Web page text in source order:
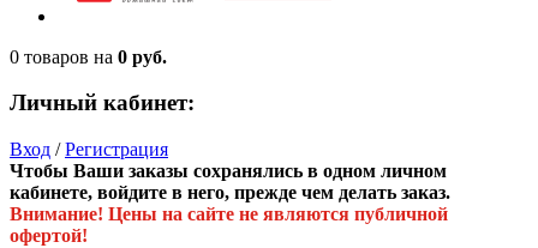
0 товаров на 0 руб.
Личный кабинет:
Вход /Регистрация
Чтобы Ваши заказы сохранялись в одном личном
кабинете, войдите в него, прежде чем делать заказ.
Внимание! Цены на сайте не являются публичной
офертой!